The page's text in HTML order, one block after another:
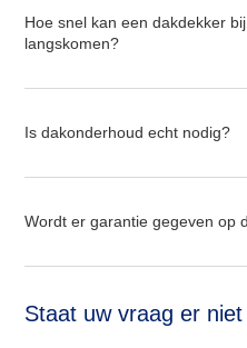
Hoe snel kan een dakdekker
langskomen?
Is dakonderhoud echt nodig?
Wordt er garantie gegeven op
Staat uw vraag er niet